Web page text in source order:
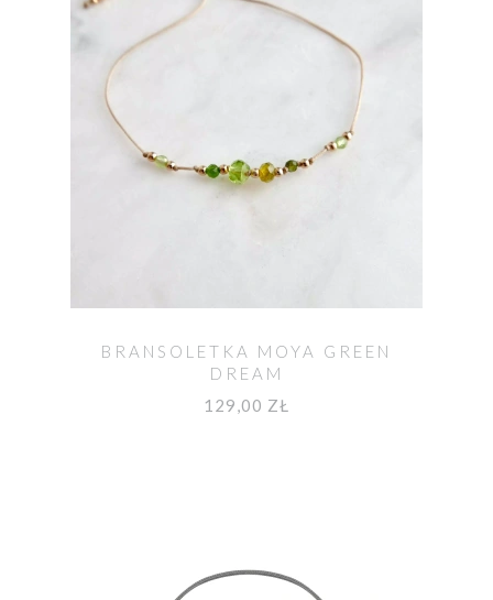
BRANSOLETKA MOYA GREEN
DREAM
129,00 ZŁ